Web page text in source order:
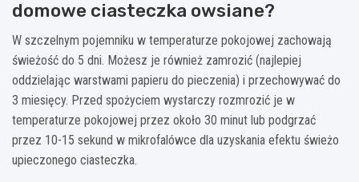
domowe ciasteczka owsiane?
W szczelnym pojemniku w temperaturze pokojowej zachowają
świeżość do 5 dni. Możesz je również zamrozić (najlepiej
oddzielając warstwami papieru do pieczenia) i przechowywać do
3 miesięcy. Przed spożyciem wystarczy rozmrozić je w
temperaturze pokojowej przez około 30 minut lub podgrzać
przez 10-15 sekund w mikrofalówce dla uzyskania efektu świeżo
upieczonego ciasteczka.